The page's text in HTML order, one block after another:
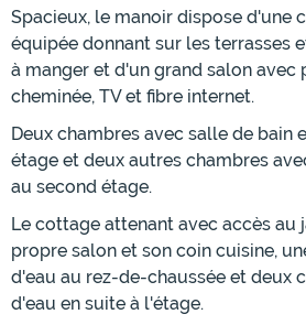
Spacieux, le manoir dispose d'une
équipée donnant sur les terrasses
à manger et d'un grand salon avec
cheminée, TV et fibre internet.
Deux chambres avec salle de bain
étage et deux autres chambres
au second étage.
Le cottage attenant avec accès au
propre salon et son coin cuisine,
d'eau au rez-de-chaussée et deux
d'eau en suite à l'étage.